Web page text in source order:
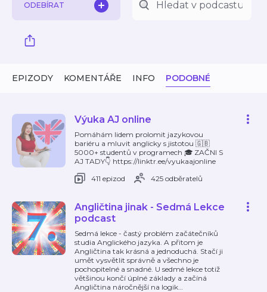
ODEBÍRAT
EPIZODY KOMENTÁŘE INFO PODOBNÉ
Výuka AJ online
Pomáhám lidem prolomit jazykovou
bariéru a mluvit anglicky s jistotou 🇬🇧
5000+ studentů v programech 🎓 ZAČNI S
AJ TADY👇 https://linktr.ee/vyukaajonline
411 epizod
425 odběratelů
Angličtina jinak - Sedmá Lekce
podcast
Sedmá lekce - častý problém začátečníků
studia Anglického jazyka. A přitom je
Angličtina tak krásná a jednoduchá. Stačí ji
umět vysvětlit správně a všechno je
pochopitelné a snadné. U sedmé lekce totiž
většinou končí úplné základy a začíná
Angličtina náročnější na logik…